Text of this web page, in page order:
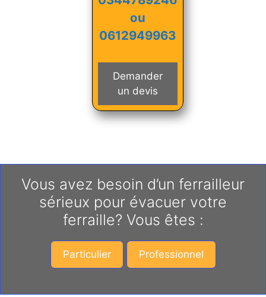
ou
0612949963
Demander
un devis
Vous avez besoin d’un ferrailleur
sérieux pour évacuer votre
ferraille? Vous êtes :
Particulier Professionnel